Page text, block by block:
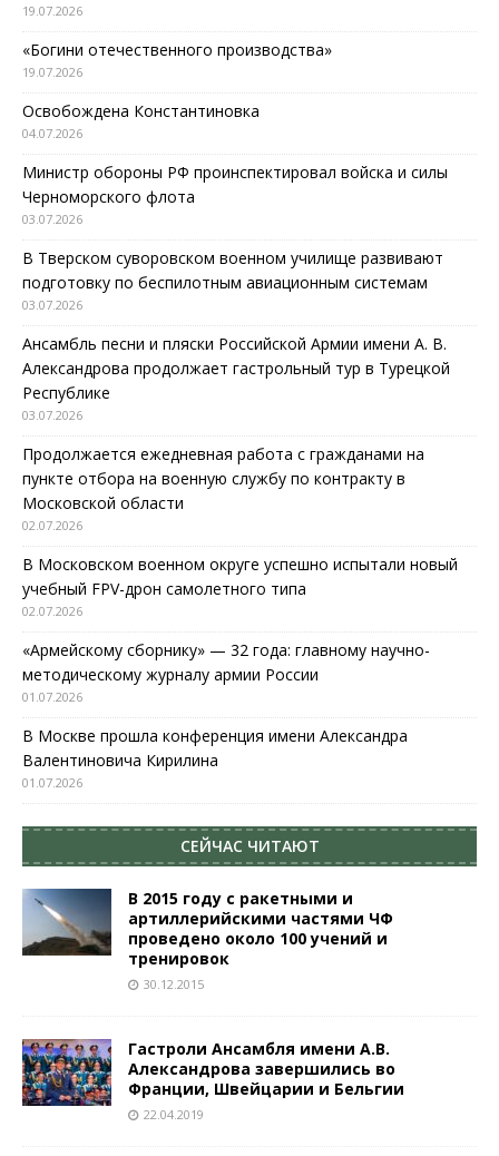
19.07.2026
«Богини отечественного производства»
19.07.2026
Освобождена Константиновка
04.07.2026
Министр обороны РФ проинспектировал войска и силы
Черноморского флота
03.07.2026
В Тверском суворовском военном училище развивают
подготовку по беспилотным авиационным системам
03.07.2026
Ансамбль песни и пляски Российской Армии имени А. В.
Александрова продолжает гастрольный тур в Турецкой
Республике
03.07.2026
Продолжается ежедневная работа с гражданами на
пункте отбора на военную службу по контракту в
Московской области
02.07.2026
В Московском военном округе успешно испытали новый
учебный FPV-дрон самолетного типа
02.07.2026
«Армейскому сборнику» — 32 года: главному научно-
методическому журналу армии России
01.07.2026
В Москве прошла конференция имени Александра
Валентиновича Кирилина
01.07.2026
СЕЙЧАС ЧИТАЮТ
В 2015 году с ракетными и
артиллерийскими частями ЧФ
проведено около 100 учений и
тренировок
30.12.2015
Гастроли Ансамбля имени А.В.
Александрова завершились во
Франции, Швейцарии и Бельгии
22.04.2019